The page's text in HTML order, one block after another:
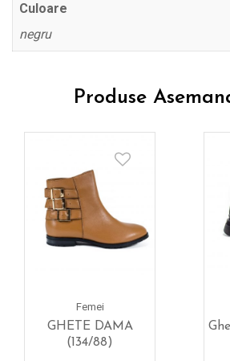
Culoare
negru
Produse
Femei
GHETE DAMA
(134/88)